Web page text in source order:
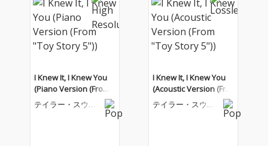
I Knew It, I Knew You
(Piano Version (From
"Toy Story 5"))
テイラー・スウィ
I Knew It, I Knew You
(Acoustic Version (Fro
m "Toy Story 5"))
テイラー・スウィ